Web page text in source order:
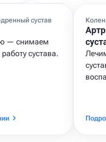
сустав
— снимаем
сустава.